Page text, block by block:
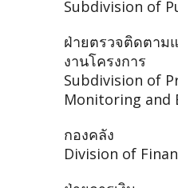
Subdivision of
ฝ่ายตรวจติดตาม
งานโครงการ
Subdivision of
Monitoring and
กองคลัง
Division of